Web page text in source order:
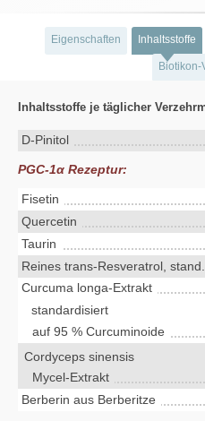
Eigenschaften Inhaltsstoffe
Biotikon-
Inhaltsstoffe je täglicher
D-Pinitol
PGC-1α Rezeptur:
Fisetin
Quercetin
Taurin
Reines trans-Resveratrol, stand.
Curcuma longa-Extrakt
standardisiert
auf 95 % Curcuminoide
Cordyceps sinensis
Mycel-Extrakt
Berberin aus Berberitze